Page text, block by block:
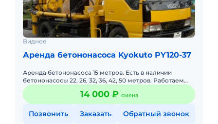
Видное
Аренда бетононасоса Kyokuto PY120-37
Аренда бетононасоса 15 метров. Есть в наличии
бетононасосы 22, 26, 32, 36, 42, 50 метров. Работаем
круглый год. Опытный оператор.
14 000 ₽ смена
Позвонить Заказать Обратный звонок